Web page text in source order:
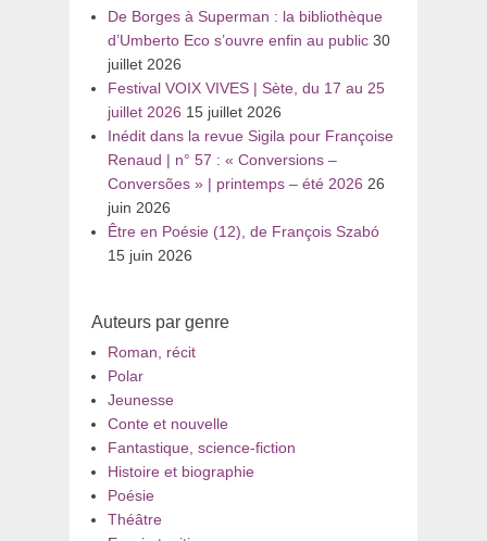
De Borges à Superman : la bibliothèque
d’Umberto Eco s’ouvre enfin au public 30
juillet 2026
Festival VOIX VIVES | Sète, du 17 au 25
juillet 2026 15 juillet 2026
Inédit dans la revue Sigila pour Françoise
Renaud | n° 57 : « Conversions –
Conversões » | printemps – été 2026 26
juin 2026
Être en Poésie (12), de François Szabó
15 juin 2026
Auteurs par genre
Roman, récit
Polar
Jeunesse
Conte et nouvelle
Fantastique, science-fiction
Histoire et biographie
Poésie
Théâtre